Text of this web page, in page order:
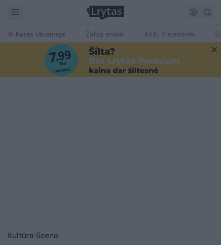
Karas Ukrainoje Žalioji erdvė Ačiū, Prezidente
Kultūra Scena